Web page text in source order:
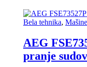
Bela tehnika,
AEG
pranje